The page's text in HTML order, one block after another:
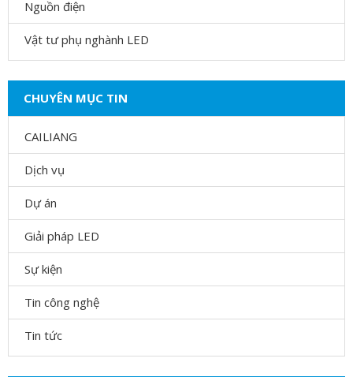
Nguồn điện
Vật tư phụ nghành LED
CHUYÊN MỤC TIN
CAILIANG
Dịch vụ
Dự án
Giải pháp LED
Sự kiện
Tin công nghệ
Tin tức